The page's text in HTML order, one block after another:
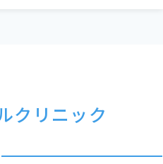
クリニック